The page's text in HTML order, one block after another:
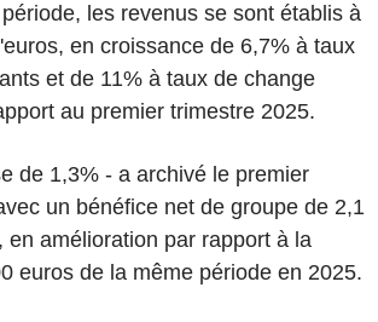
les revenus se sont établis à
en croissance de 6,7% à taux
et de 11% à taux de change
au premier trimestre 2025.
de 1,3% - a archivé le premier
un bénéfice net de groupe de 2,1
en amélioration par rapport à la
euros de la même période en 2025.